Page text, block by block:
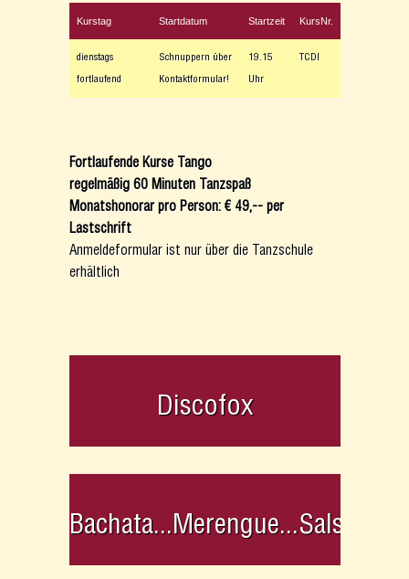
Kurstag Startdatum Startzeit KursNr.
dienstags
fortlaufend
Schnuppern über
Kontaktformular!
19.15
Uhr
TCDI
Fortlaufende Kurse Tango
regelmäßig 60 Minuten Tanzspaß
Monatshonorar pro Person: € 49,-- per
Lastschrift
Anmeldeformular ist nur über die Tanzschule
erhältlich
Discofox
Bachata...Merengue...Salsa